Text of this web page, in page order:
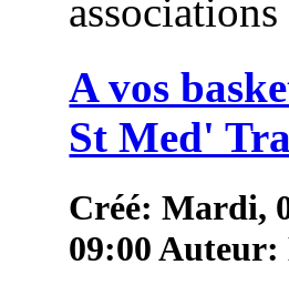
A vos
St Med'
Créé: Mardi,
09:00Auteur: